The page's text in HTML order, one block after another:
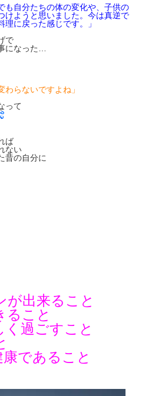
も自分たちの体の変化や、子供の
けようと思いました。今は真逆で
に戻った感じです。」
で
になった…
わらないですよね」
って
ば
ない
昔の自分に
が出来ること
ること
く過ごすこと
であること